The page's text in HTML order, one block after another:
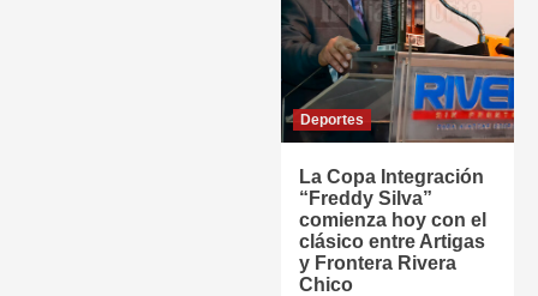
Deportes
La Copa Integración
“Freddy Silva”
comienza hoy con el
clásico entre Artigas
y Frontera Rivera
Chico